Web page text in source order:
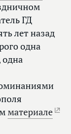
ГД
лет назад
одна
одна
материале